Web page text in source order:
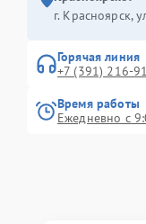
г. Красноярск,
Горячая линия
+7 (391) 216-
Время работы
Ежедневно с